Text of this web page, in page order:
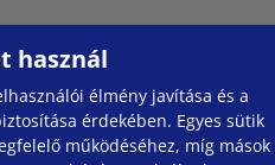
használ
élmény javítása és a
érdekében. Egyes sütik
működéséhez, míg mások